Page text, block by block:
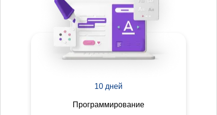
10 дней
Программирование